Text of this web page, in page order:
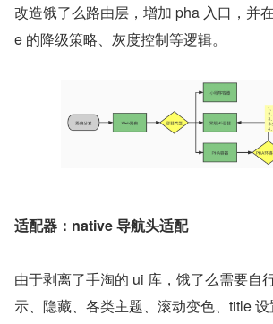
改造饿了么路由层，增加 pha 入口，并
e 的降级策略、灰度控制等逻辑。
适配器：native 导航头适配
由于剥离了手淘的 ui 库，饿了么需要自
示、隐藏、各类主题、滚动变色、title